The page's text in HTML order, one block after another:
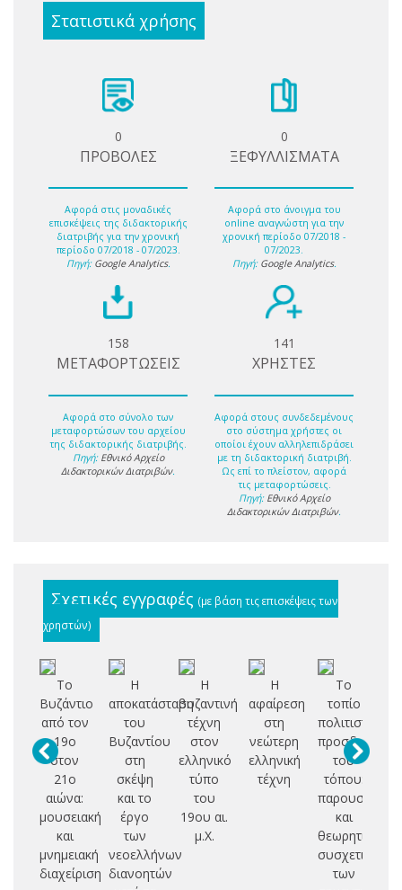
Στατιστικά χρήσης
0
ΠΡΟΒΟΛΕΣ
Αφορά στις μοναδικές
επισκέψεις της διδακτορικής
διατριβής για την χρονική
περίοδο 07/2018 - 07/2023.
Πηγή: Google Analytics.
0
ΞΕΦΥΛΛΙΣΜΑΤΑ
Αφορά στο άνοιγμα του
online αναγνώστη για την
χρονική περίοδο 07/2018 -
07/2023.
Πηγή: Google Analytics.
158
ΜΕΤΑΦΟΡΤΩΣΕΙΣ
Αφορά στο σύνολο των
μεταφορτώσων του αρχείου
της διδακτορικής διατριβής.
Πηγή: Εθνικό Αρχείο
Διδακτορικών Διατριβών.
141
ΧΡΗΣΤΕΣ
Αφορά στους συνδεδεμένους
στο σύστημα χρήστες οι
οποίοι έχουν αλληλεπιδράσει
με τη διδακτορική διατριβή.
Ως επί το πλείστον, αφορά
τις μεταφορτώσεις.
Πηγή: Εθνικό Αρχείο
Διδακτορικών Διατριβών.
Σχετικές εγγραφές (με βάση τις επισκέψεις των
χρηστών)
Το
Βυζάντιο
από τον
19ο
στον
21ο
αιώνα:
μουσειακή
και
μνημειακή
διαχείριση
Η
αποκατάσταση
του
Βυζαντίου
στη
σκέψη
και το
έργο
των
νεοελλήνων
διανοητών
Η
βυζαντινή
τέχνη
στον
ελληνικό
τύπο
του
19ου αι.
μ.Χ.
Η
αφαίρεση
στη
νεώτερη
ελληνική
τέχνη
Το
τοπίο
πολιτιστικός
του
τόπου:
παρουσίαση
και
θεωρητικός
συσχετισμός
των